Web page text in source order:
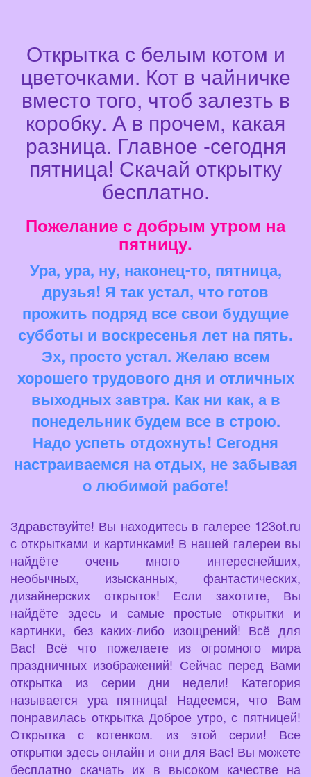
Открытка с белым котом и
цветочками. Кот в чайничке
вместо того, чтоб залезть в
коробку. А в прочем, какая
разница. Главное -сегодня
пятница! Скачай открытку
бесплатно.
Пожелание с добрым утром на
пятницу.
Ура, ура, ну, наконец-то, пятница,
друзья! Я так устал, что готов
прожить подряд все свои будущие
субботы и воскресенья лет на пять.
Эх, просто устал. Желаю всем
хорошего трудового дня и отличных
выходных завтра. Как ни как, а в
понедельник будем все в строю.
Надо успеть отдохнуть! Сегодня
настраиваемся на отдых, не забывая
о любимой работе!
Здравствуйте! Вы находитесь в галерее 123ot.ru
с открытками и картинками! В нашей галереи вы
найдёте очень много интереснейших,
необычных, изысканных, фантастических,
дизайнерских открыток! Если захотите, Вы
найдёте здесь и самые простые открытки и
картинки, без каких-либо изощрений! Всё для
Вас! Всё что пожелаете из огромного мира
праздничных изображений! Сейчас перед Вами
открытка из серии дни недели! Категория
называется ура пятница! Надеемся, что Вам
понравилась открытка Доброе утро, с пятницей!
Открытка с котенком. из этой серии! Все
открытки здесь онлайн и они для Вас! Вы можете
бесплатно скачать их в высоком качестве на